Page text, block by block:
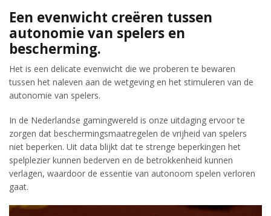
Een evenwicht creëren tussen
autonomie van spelers en
bescherming.
Het is een delicate evenwicht die we proberen te bewaren
tussen het naleven aan de wetgeving en het stimuleren van de
autonomie van spelers.
In de Nederlandse gamingwereld is onze uitdaging ervoor te
zorgen dat beschermingsmaatregelen de vrijheid van spelers
niet beperken. Uit data blijkt dat te strenge beperkingen het
spelplezier kunnen bederven en de betrokkenheid kunnen
verlagen, waardoor de essentie van autonoom spelen verloren
gaat.